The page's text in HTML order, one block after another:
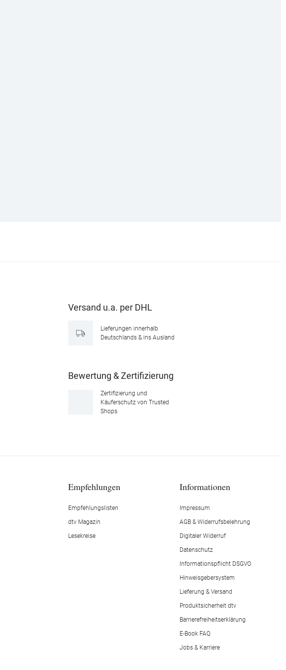
Versand u.a. per DHL
Lieferungen innerhalb
Deutschlands & ins Ausland
Bewertung & Zertifizierung
Zertifizierung und
Käuferschutz von Trusted
Shops
Empfehlungen
Empfehlungslisten
dtv Magazin
Lesekreise
Informationen
Impressum
AGB & Widerrufsbelehrung
Digitaler Widerruf
Datenschutz
Informationspflicht DSGVO
Hinweisgebersystem
Lieferung & Versand
Produktsicherheit dtv
Barrierefreiheitserklärung
E-Book FAQ
Jobs & Karriere